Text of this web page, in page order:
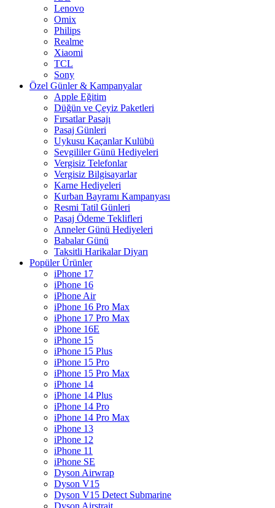
Lenovo
Omix
Philips
Realme
Xiaomi
TCL
Sony
Özel Günler & Kampanyalar
Apple Eğitim
Düğün ve Çeyiz Paketleri
Fırsatlar Pasajı
Pasaj Günleri
Uykusu Kaçanlar Kulübü
Sevgililer Günü Hediyeleri
Vergisiz Telefonlar
Vergisiz Bilgisayarlar
Karne Hediyeleri
Kurban Bayramı Kampanyası
Resmi Tatil Günleri
Pasaj Ödeme Teklifleri
Anneler Günü Hediyeleri
Babalar Günü
Taksitli Harikalar Diyarı
Popüler Ürünler
iPhone 17
iPhone 16
iPhone Air
iPhone 16 Pro Max
iPhone 17 Pro Max
iPhone 16E
iPhone 15
iPhone 15 Plus
iPhone 15 Pro
iPhone 15 Pro Max
iPhone 14
iPhone 14 Plus
iPhone 14 Pro
iPhone 14 Pro Max
iPhone 13
iPhone 12
iPhone 11
iPhone SE
Dyson Airwrap
Dyson V15
Dyson V15 Detect Submarine